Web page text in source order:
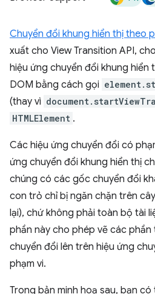
Chuyển đổi khung hiển thị theo
xuất cho View Transition API,
hiệu ứng chuyển đổi khung hiển
DOM bằng cách gọi
(thay vì
HTMLElement .
Các hiệu ứng chuyển đổi có
ứng chuyển đổi khung hiển thị
chúng có các gốc chuyển đổi
con trỏ chỉ bị ngăn chặn trên
lại), chứ không phải toàn bộ tài
phần này cho phép vẽ các
chuyển đổi lên trên hiệu ứng
phạm vi.
Trong bản minh hoạ sau, bạn